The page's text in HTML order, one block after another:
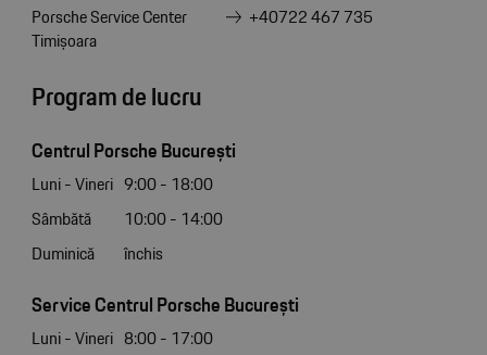
Porsche Service Center
Timișoara
+40722 467 735
Program de lucru
Centrul Porsche București
Luni - Vineri 9:00 - 18:00
Sâmbătă
10:00 - 14:00
Duminică
închis
Service Centrul Porsche București
Luni - Vineri 8:00 - 17:00